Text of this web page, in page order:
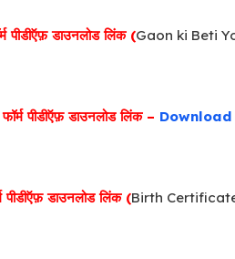
पीडीऍफ़ डाउनलोड लिंक (Gaon ki Beti
पीडीऍफ़ डाउनलोड लिंक – Download
डाउनलोड लिंक (Birth